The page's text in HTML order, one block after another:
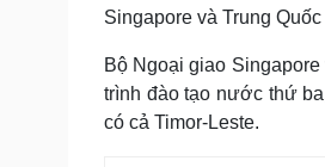
Singapore và Trung
Bộ Ngoại giao
trình đào tạo nước thứ
có cả Timor-Leste.